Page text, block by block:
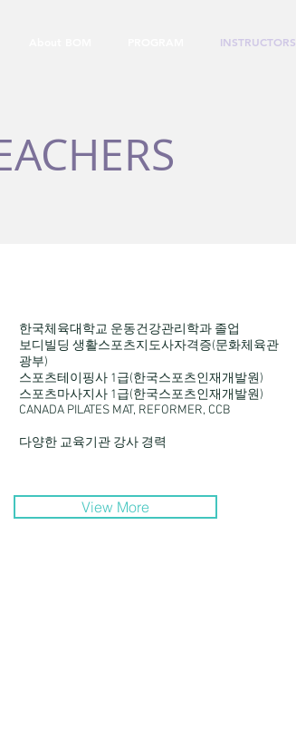
INSTRUCTORS
한국체육대학교 운동건강관리학과 졸업
보디빌딩 생활스포츠지도사자격증(문화체육관
광부)
스포츠테이핑사 1급(한국스포츠인재개발원)
스포츠마사지사 1급(한국스포츠인재개발원)
CANADA PILATES MAT, REFORMER, CCB
​다양한 교육기관 강사 경력
View More